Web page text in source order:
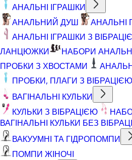
АНАЛЬНІ ІГРАШКИ
АНАЛЬНИЙ ДУШ
АНАЛЬНІ
АНАЛЬНІ ІГРАШКИ З
ЛАНЦЮЖКИ
НАБОРИ
ПРОБКИ З ХВОСТАМИ
ПРОБКИ, ПЛАГИ З ВІБРАЦІЄЮ
ВАГІНАЛЬНІ КУЛЬКИ
КУЛЬКИ З ВІБРАЦІЄЮ
ВАГІНАЛЬНІ КУЛЬКИ БЕЗ
ВАКУУМНІ ТА ГІДРОПОМПИ
ПОМПИ ЖІНОЧІ